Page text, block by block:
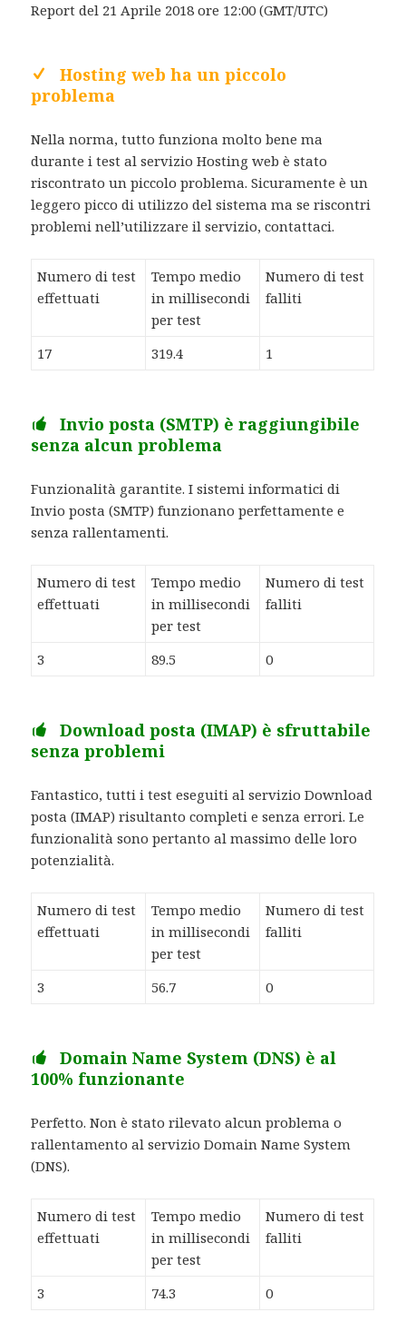
Report del 21 Aprile 2018 ore 12:00 (GMT/UTC)
Hosting web ha un piccolo
problema
Nella norma, tutto funziona molto bene ma
durante i test al servizio Hosting web è stato
riscontrato un piccolo problema. Sicuramente è un
leggero picco di utilizzo del sistema ma se riscontri
problemi nell’utilizzare il servizio, contattaci.
Numero di test
effettuati
Tempo medio
in millisecondi
per test
Numero di test
falliti
17 319.4 1
Invio posta (SMTP) è raggiungibile
senza alcun problema
Funzionalità garantite. I sistemi informatici di
Invio posta (SMTP) funzionano perfettamente e
senza rallentamenti.
Numero di test
effettuati
Tempo medio
in millisecondi
per test
Numero di test
falliti
3 89.5 0
Download posta (IMAP) è sfruttabile
senza problemi
Fantastico, tutti i test eseguiti al servizio Download
posta (IMAP) risultanto completi e senza errori. Le
funzionalità sono pertanto al massimo delle loro
potenzialità.
Numero di test
effettuati
Tempo medio
in millisecondi
per test
Numero di test
falliti
3 56.7 0
Domain Name System (DNS) è al
100% funzionante
Perfetto. Non è stato rilevato alcun problema o
rallentamento al servizio Domain Name System
(DNS).
Numero di test
effettuati
Tempo medio
in millisecondi
per test
Numero di test
falliti
3 74.3 0